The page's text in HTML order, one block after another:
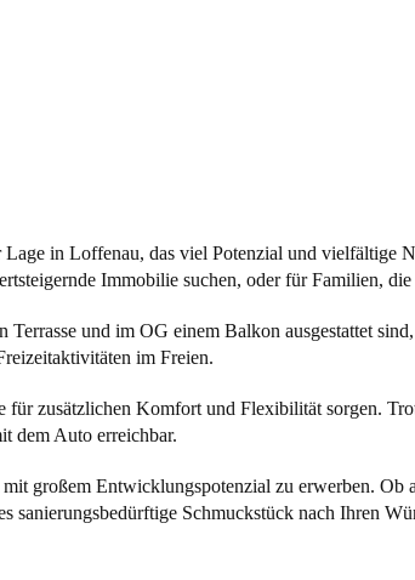
in Loffenau, das viel Potenzial und vielfältige
Immobilie suchen, oder für Familien,
und im OG einem Balkon ausgestattet
im Freien.
zusätzlichen Komfort und Flexibilität sorgen.
dem Auto erreichbar.
großem Entwicklungspotenzial zu erwerben. Ob
Schmuckstück nach Ihren